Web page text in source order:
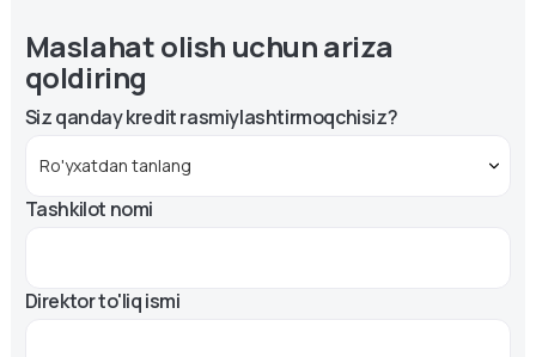
Maslahat olish uchun ariza
qoldiring
Siz qanday kredit rasmiylashtirmoqchisiz?
Tashkilot nomi
Direktor to'liq ismi